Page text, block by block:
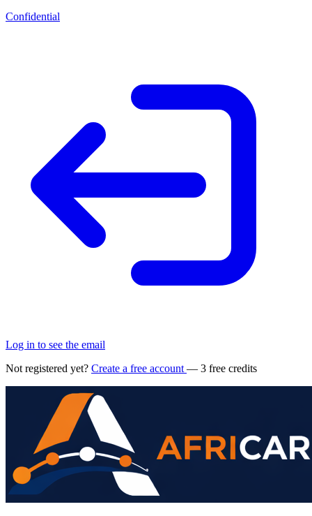
Confidential
Log in to see the email
Not registered yet? Create a free account — 3 free credits